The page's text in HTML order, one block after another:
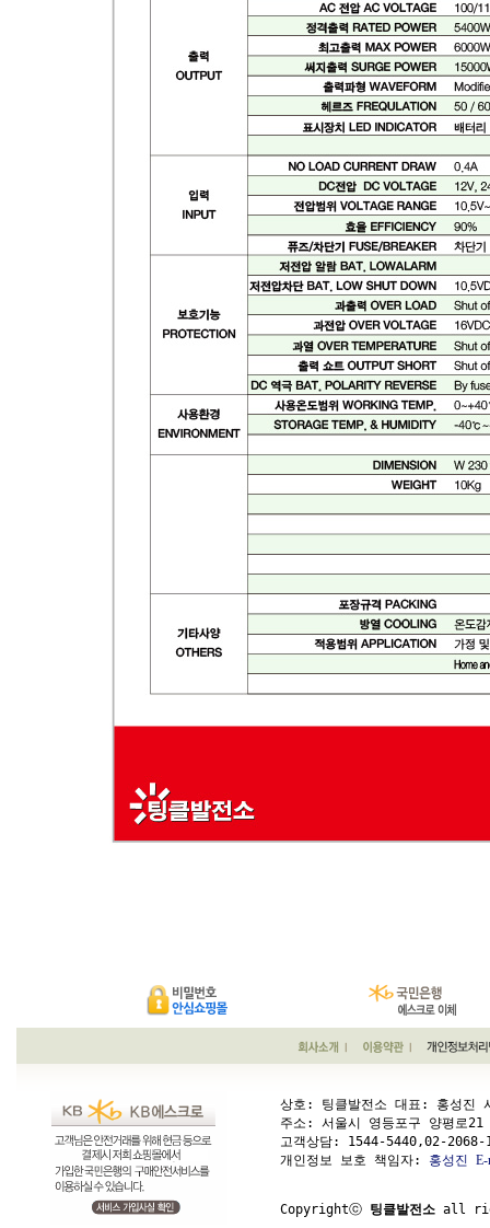
상호: 팅클발전소 대표: 홍성
주소: 서울시 영등포구 양평
고객상담: 1544-5440,02-
개인정보 보호 책임자: 홍성진
Copyrightⓒ 팅클발전소 all